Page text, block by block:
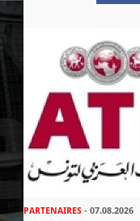
PARTENAIRES - 07.08.2026